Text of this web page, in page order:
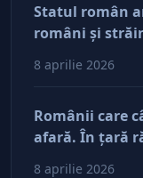
Statul român
români şi
cine îl tine în
8 aprilie 2026
Românii care
afară. În ţară
8 aprilie 2026